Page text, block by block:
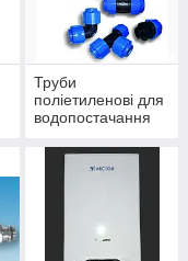
Труби
поліетиленові для
водопостачання